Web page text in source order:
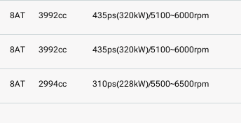
8AT 3992cc 435ps(320kW)/5100~6000rpm
8AT 3992cc 435ps(320kW)/5100~6000rpm
8AT 2994cc 310ps(228kW)/5500~6500rpm